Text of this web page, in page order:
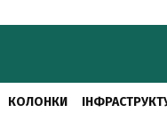
КОЛОНКИ